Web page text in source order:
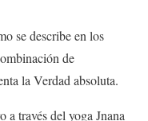
se describe en los
de
la Verdad absoluta.
a través del yoga Jnana